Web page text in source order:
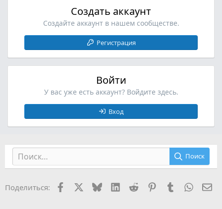
Создать аккаунт
Создайте аккаунт в нашем сообществе.
Регистрация
Войти
У вас уже есть аккаунт? Войдите здесь.
Вход
Поиск
Поделиться: FacebookX (Twitter)
BlueskyLinkedIn
Reddit PinterestTumblr